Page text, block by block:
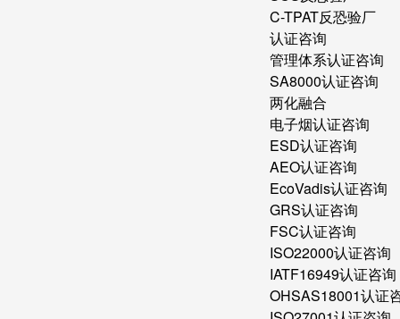
C-TPAT反恐验厂
认证咨询
管理体系认证咨询
SA8000认证咨询
两化融合
电子烟认证咨询
ESD认证咨询
AEO认证咨询
EcoVadis认证咨询
GRS认证咨询
FSC认证咨询
ISO22000认证咨询
IATF16949认证咨询
OHSAS18001认证